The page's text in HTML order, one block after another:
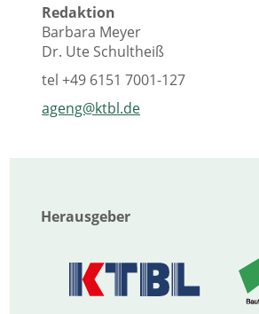
Redaktion
Barbara Meyer
Dr. Ute Schultheiß
tel+49 6151 7001-127
ageng@ktbl.de
Herausgeber